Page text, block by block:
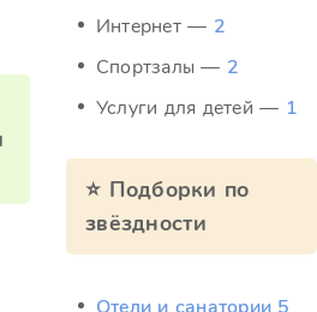
Интернет — 2
Спортзалы — 2
Услуги для детей — 1
⭐ Подборки по
звёздности